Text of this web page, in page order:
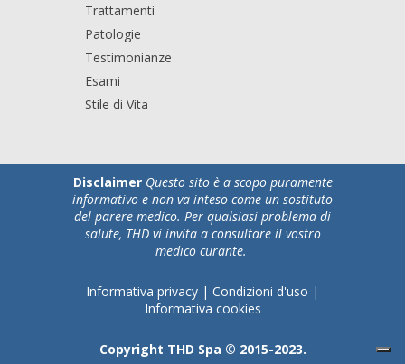
Trattamenti
Patologie
Testimonianze
Esami
Stile di Vita
Disclaimer Questo sito è a scopo puramente
informativo e non va inteso come un sostituto
del parere medico. Per qualsiasi problema di
salute, THD vi invita a consultare il vostro
medico curante.
Informativa privacy | Condizioni d'uso |
Informativa cookies
Copyright THD Spa © 2015-2023.